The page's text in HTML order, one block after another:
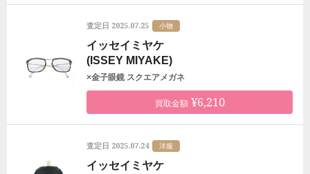
査定日 2025.07.25 小物
イッセイミヤケ
(ISSEY MIYAKE)
×金子眼鏡 スクエアメガネ
買取金額¥6,210
査定日 2025.07.24 洋服
イッセイミヤケ